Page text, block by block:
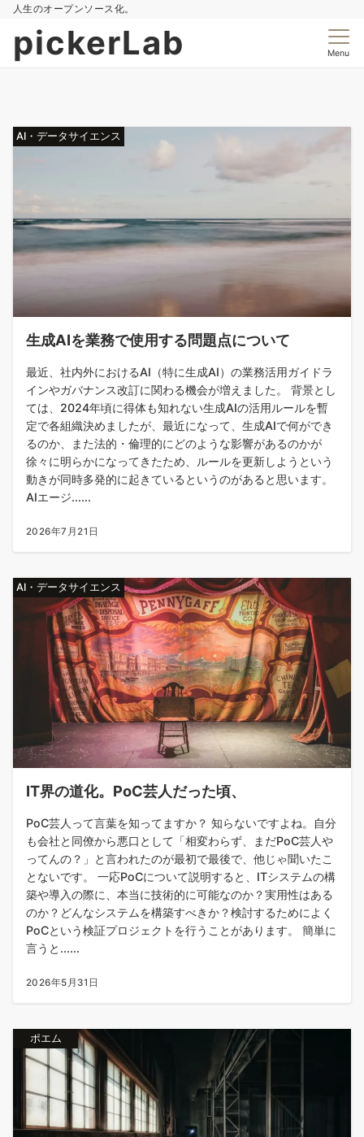
人生のオープンソース化。
pickerLab Menu
AI・データサイエンス
生成AIを業務で使用する問題点について
最近、社内外におけるAI（特に生成AI）の業務活用ガイドラ
インやガバナンス改訂に関わる機会が増えました。 背景とし
ては、2024年頃に得体も知れない生成AIの活用ルールを暫
定で各組織決めましたが、最近になって、生成AIで何ができ
るのか、また法的・倫理的にどのような影響があるのかが
徐々に明らかになってきたため、ルールを更新しようという
動きが同時多発的に起きているというのがあると思います。
AIエージ......
2026年7月21日
AI・データサイエンス
IT界の道化。PoC芸人だった頃、
PoC芸人って言葉を知ってますか？ 知らないですよね。自分
も会社と同僚から悪口として「相変わらず、まだPoC芸人や
ってんの？」と言われたのが最初で最後で、他じゃ聞いたこ
とないです。 一応PoCについて説明すると、ITシステムの構
築や導入の際に、本当に技術的に可能なのか？実用性はある
のか？どんなシステムを構築すべきか？検討するためによく
PoCという検証プロジェクトを行うことがあります。 簡単に
言うと......
2026年5月31日
ポエム